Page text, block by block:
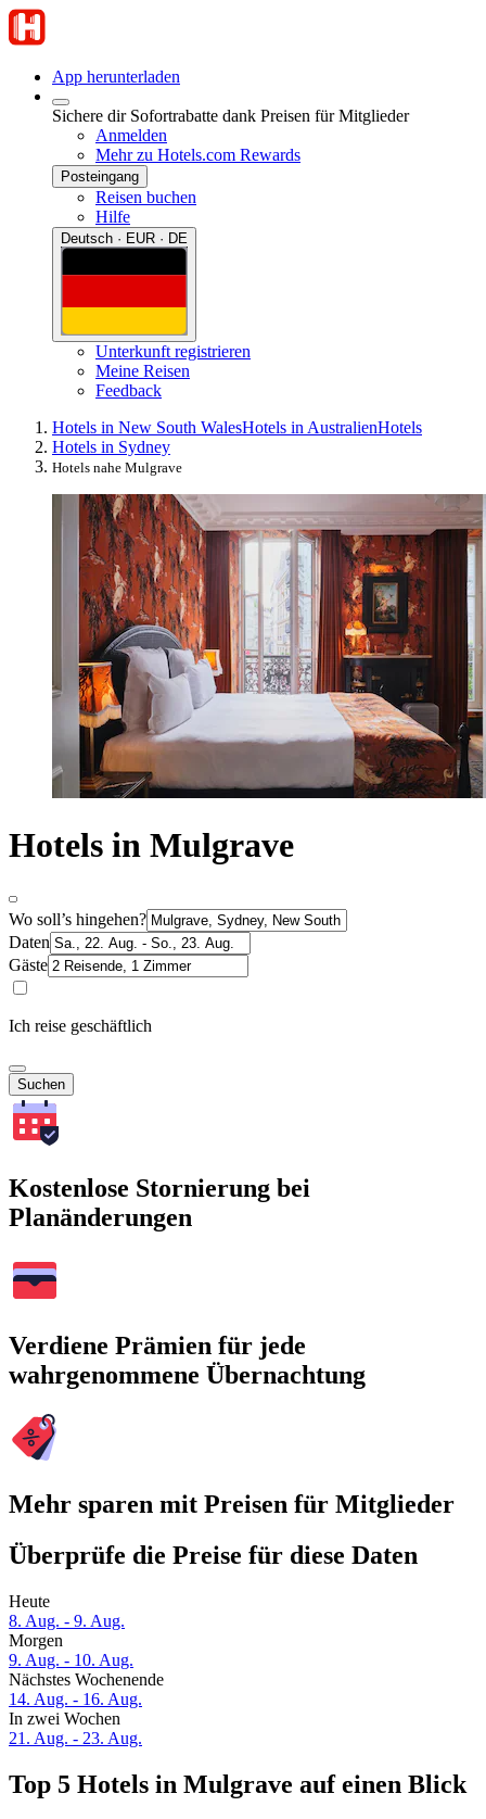
App herunterladen
Sichere dir Sofortrabatte dank Preisen für Mitglieder
Anmelden
Mehr zu Hotels.com Rewards
Posteingang
Reisen buchen
Hilfe
Deutsch · EUR · DE
Unterkunft registrieren
Meine Reisen
Feedback
Hotels in New South WalesHotels in AustralienHotels
Hotels in Sydney
Hotels nahe Mulgrave
Hotels in Mulgrave
Wo soll’s hingehen?
Daten
Gäste
Ich reise geschäftlich
Suchen
Kostenlose Stornierung bei
Planänderungen
Verdiene Prämien für jede
wahrgenommene Übernachtung
Mehr sparen mit Preisen für Mitglieder
Überprüfe die Preise für diese Daten
Heute
8. Aug. - 9. Aug.
Morgen
9. Aug. - 10. Aug.
Nächstes Wochenende
14. Aug. - 16. Aug.
In zwei Wochen
21. Aug. - 23. Aug.
Top 5 Hotels in Mulgrave auf einen Blick